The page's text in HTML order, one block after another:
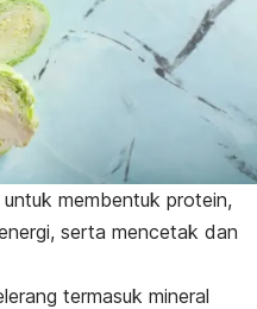
untuk membentuk protein,
serta mencetak dan
termasuk mineral